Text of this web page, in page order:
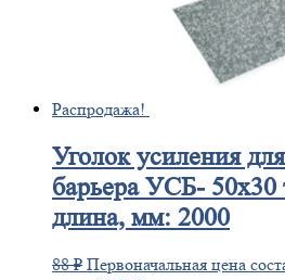
Распродажа!
Уголокусиления
барьера УСБ-
длина, мм: 2000
88₽ Первоначальная цена